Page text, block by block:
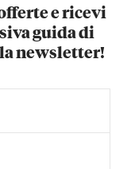
e ricevi
guida di
newsletter!